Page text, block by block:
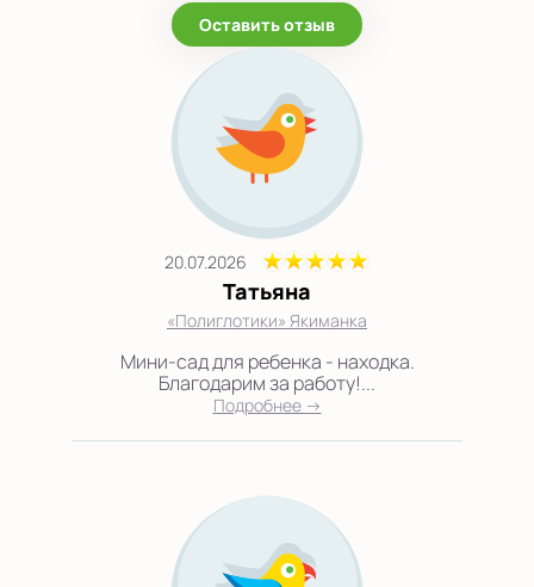
Оставить отзыв
20.07.2026
Татьяна
«Полиглотики» Якиманка
Мини-сад для ребенка - находка.
Благодарим за работу!...
Подробнее →